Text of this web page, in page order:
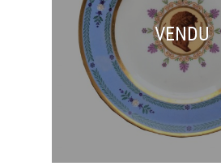
VENDU